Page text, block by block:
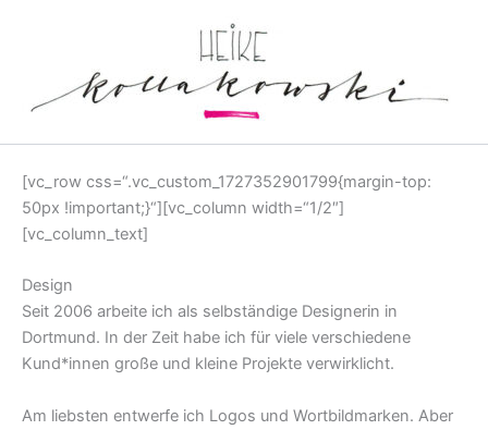
[vc_row css=“.vc_custom_1727352901799{margin-top:
50px !important;}“][vc_column width=“1/2″]
[vc_column_text]
Design
Seit 2006 arbeite ich als selbständige Designerin in
Dortmund. In der Zeit habe ich für viele verschiedene
Kund*innen große und kleine Projekte verwirklicht.
Am liebsten entwerfe ich Logos und Wortbildmarken. Aber